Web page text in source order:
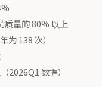
质量的 80% 以上
为 138 次）
2026Q1 数据）